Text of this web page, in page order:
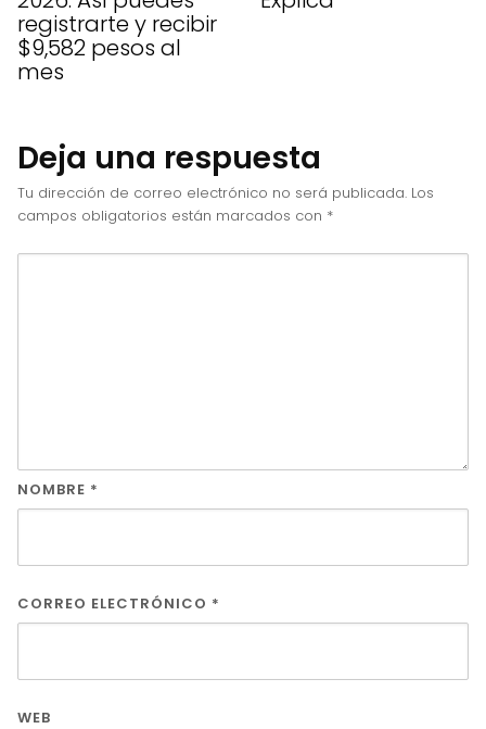
registrarte y recibir
$9,582 pesos al
mes
Deja una respuesta
Tu dirección de correo electrónico no será publicada. Los
campos obligatorios están marcados con *
NOMBRE *
CORREO ELECTRÓNICO *
WEB